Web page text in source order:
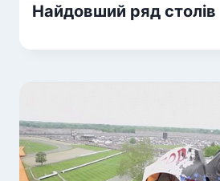
Найдовший ряд столів